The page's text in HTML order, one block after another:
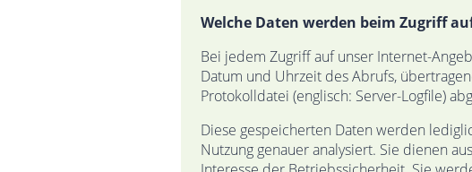
Welche Daten werden beim Zugriff
Bei jedem Zugriff auf unser Internet-
Datum und Uhrzeit des Abrufs,
Protokolldatei (englisch: Server-Logfile)
Diese gespeicherten Daten werden
Nutzung genauer analysiert. Sie dienen